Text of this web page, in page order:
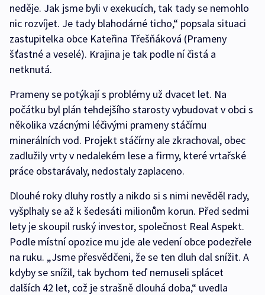
neděje. Jak jsme byli v exekucích, tak tady se nemohlo
nic rozvíjet. Je tady blahodárné ticho,“ popsala situaci
zastupitelka obce Kateřina Třešňáková (Prameny
šťastné a veselé). Krajina je tak podle ní čistá a
netknutá.
Prameny se potýkají s problémy už dvacet let. Na
počátku byl plán tehdejšího starosty vybudovat v obci s
několika vzácnými léčivými prameny stáčírnu
minerálních vod. Projekt stáčírny ale zkrachoval, obec
zadlužily vrty v nedalekém lese a firmy, které vrtařské
práce obstarávaly, nedostaly zaplaceno.
Dlouhé roky dluhy rostly a nikdo si s nimi nevěděl rady,
vyšplhaly se až k šedesáti milionům korun. Před sedmi
lety je skoupil ruský investor, společnost Real Aspekt.
Podle místní opozice mu jde ale vedení obce podezřele
na ruku. „Jsme přesvědčeni, že se ten dluh dal snížit. A
kdyby se snížil, tak bychom teď nemuseli splácet
dalších 42 let, což je strašně dlouhá doba,“ uvedla